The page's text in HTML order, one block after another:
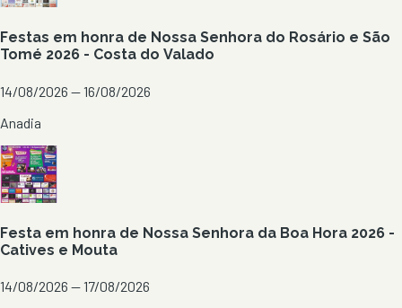
Festas em honra de Nossa Senhora do Rosário e São
Tomé 2026 - Costa do Valado
14/08/2026 — 16/08/2026
Anadia
Festa em honra de Nossa Senhora da Boa Hora 2026 -
Catives e Mouta
14/08/2026 — 17/08/2026